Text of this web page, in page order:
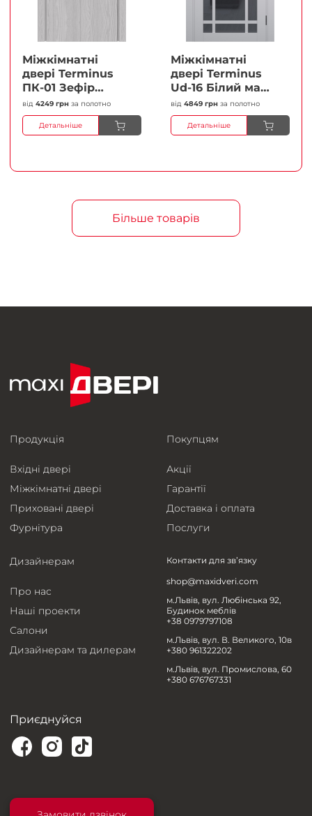
Міжкімнатні
двері Terminus
ПК-01 Зефір
Глухі Плівка
від 4249 грн за полотно
Детальніше
Міжкімнатні
двері Terminus
Ud-16 Білий мат
(Термінус) Сатин
білий Плівка
від 4849 грн за полотно
Детальніше
Більше товарів
Продукція
Вхідні двері
Міжкімнатні двері
Приховані двері
Фурнітура
Покупцям
Акції
Гарантії
Доставка і оплата
Послуги
Дизайнерам
Про нас
Наші проекти
Салони
Дизайнерам та дилерам
Контакти для зв’язку
shop@maxidveri.com
м.Львів, вул. Любінська 92,
Будинок меблів
+38 0979797108
м.Львів, вул. В. Великого, 10в
+380 961322202
м.Львів, вул. Промислова, 60
+380 676767331
Приєднуйся